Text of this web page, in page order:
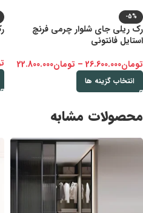
-5%
رک ریلی جای شلوار چرمی فرنچ
استایل فانتونی
تومان26.600.000
– تومان22.800.000
انتخاب گزینه ها
محصولات مشابه